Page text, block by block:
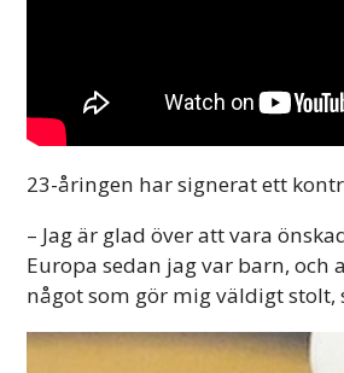
23-åringen har signerat ett
– Jag är glad över att vara
Europa sedan jag var barn,
något som gör mig väldigt stolt,